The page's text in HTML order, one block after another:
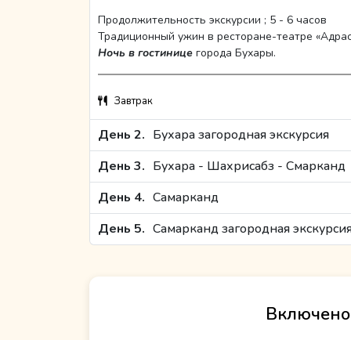
Продолжительность экскурсии ; 5 - 6 часов
Традиционный ужин в ресторане-театре
Ночь в гостинице города Бухары.
Завтрак
День 2. Бухара загородная экскурсия
День 3. Бухара - Шахрисабз - Смарканд
День 4. Самарканд
День 5. Самарканд загородная
Включено